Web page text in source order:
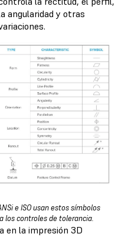
angularidad y otras
e ISO usan estos símbolos
los controles de tolerancia.
en la impresión 3D